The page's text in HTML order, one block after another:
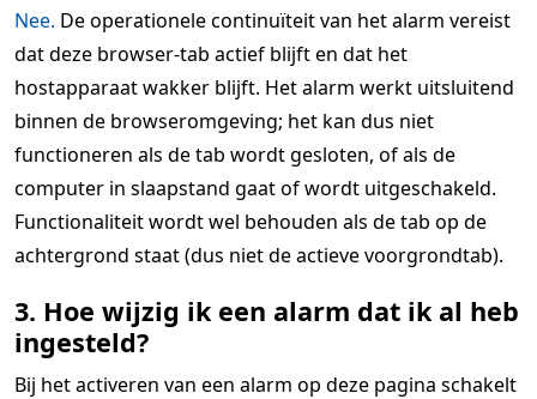
Nee. De operationele continuïteit van het alarm vereist
dat deze browser-tab actief blijft en dat het
hostapparaat wakker blijft. Het alarm werkt uitsluitend
binnen de browseromgeving; het kan dus niet
functioneren als de tab wordt gesloten, of als de
computer in slaapstand gaat of wordt uitgeschakeld.
Functionaliteit wordt wel behouden als de tab op de
achtergrond staat (dus niet de actieve voorgrondtab).
3. Hoe wijzig ik een alarm dat ik al heb
ingesteld?
Bij het activeren van een alarm op deze pagina schakelt